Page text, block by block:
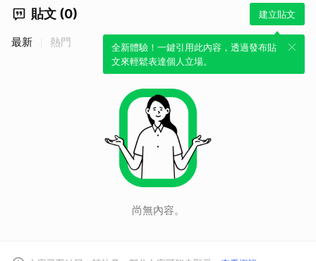
貼文 (0) 建立貼文
全新體驗！一鍵引用此內容，透過發布貼
文來輕鬆表達個人立場。
最新 熱門
尚無內容。